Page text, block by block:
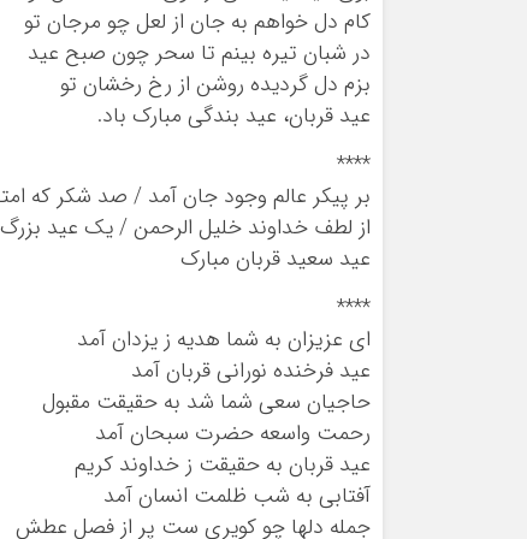
کام دل خواهم به جان از لعل چو مرجان تو
در شبان تیره بینم تا سحر چون صبح عید
بزم دل گردیده روشن از رخ رخشان تو
عید قربان، عید بندگی مبارک باد.
****
بر پیکر عالم وجود جان آمد / صد شکر که
از لطف خداوند خلیل الرحمن / یک عید بزرگ
عید سعید قربان مبارک
****
ای عزیزان به شما هدیه ز یزدان آمد
عید فرخنده نورانی قربان آمد
حاجیان سعی شما شد به حقیقت مقبول
رحمت واسعه حضرت سبحان آمد
عید قربان به حقیقت ز خداوند کریم
آفتابی به شب ظلمت انسان آمد
جمله دلها چو کویری ست پر از فصل عطش